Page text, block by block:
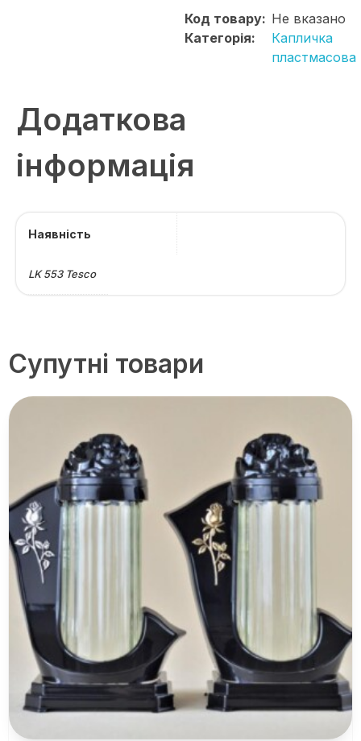
Код товару: Не вказано
Категорія:
Капличка
пластмасова
Додаткова
інформація
Наявність
LK 553 Tesco
Супутні товари